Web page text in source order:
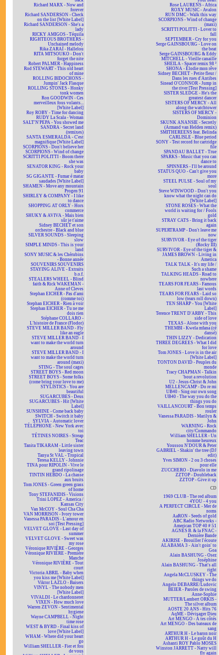
Richard MARX - Now and
forever
Richard SANDERSON - Check
on the list [White Label]
Richard SANDERSON - She's a
lady
RICKY AMIGOS - Téquila
RIGHTEOUS BROTHERS -
Unchained melody
Rika ZARAÏ - Hallelou
RITA MITSOUKO - Don't
forget the nite
Robert PALMER - Happiness
Rod STEWART - This old heart
of mine
ROLLING BIDOCHONS -
Jumpin' Jack Flasque
ROLLING STONES - Honky
tonk women
Ron GOODWIN - Ces
merveilleux fous volants...
[White Label]
Roy ROBY - Time for dancing
RUDY La Scala - Woman
SALT'N'PEPA - You showed me
SANDRA - Secret land
(remixes)
SANTA ESMERALDA - C'est
magnifique [White Label]
SCORPIONS - Don't believe her
SCORPIONS - Wind of change
SCRITTI POLITTI - Boom there
she was
SENATOR KING - Rock your
baby
SG GIGANTE - Fumar é matar
saudades [White Label]
SHAMEN - Move any mountain
Progen 91
SHIRLEY & COMPANY - I like
to dance
SHOPPING AT ORLY - Hors
commerce
SHUKY & AVIVA - Mais bien
sûr je t'aime
Sidney BECHET et son
orchestre - Black and blue
SILVER SOUNDS - Sleeping
slow
SIMPLE MINDS - This is your
land
SONY MUSIC & les Chérubins
- Bonne année
SOUVENIRS SOUVENIRS
STAYING ALIVE - Extraits
b.o.f.
STEALERS WHEEL - Blind
faith & Rick WAKEMAN -
Anne of Cleves
Stephan EICHER - Pas d'ami
(comme toi)
Stephan EICHER - Rien à voir
Stephan EICHER - Tu ne me
dois rien
Stéphane COLLARO -
L'histoire de France (Flodor)
STEVE MILLER BAND - Fly
like an eagle
STEVE MILLER BAND - I
want to make the world turn
around
STEVE MILLER BAND - I
want to make the world turn
around (maxi)
STING - The soul cages
STREET BOYS - Red moon
STREET BOYS - Some folks
(come bring your love to me)
STYLISTICS - You are
beautiful
SUGARCUBES - Deus
SUGARCUBES - Hit [White
Label]
SUNSHINE - Come back baby
SWITCH - Switch it baby
SYLVIA - Automatic lover
TÉLÉPHONE - New York avec
toi
TÉTINES NOIRES - Streap
Teac
Tanita TIKARAM - Little sister
leaving town
Tanya St VAL - Tropical
Teresa KELLY - Johnnie
TINA pour RIPOLIN - Vive le
grand ripolinage
TINTIN HEBDO - La chasse
aux bruits
Tom JONES - Green green grass
of home
Tony STEFANIDIS - Visions
Trini LOPEZ - America /
Kansas City
Van McCOY - Soul Cha Cha
VAN MORRISON - Ivory tower
Vanessa PARADIS - L'amour en
soi [Test Pressing]
VELVET GLOVE - Last day of
summer
VELVET GLOVE - Sweet was
my rose
Véronique RIVIÈRE - Georges
Véronique RIVIÈRE - Première
Manche
Véronique RIVIÈRE - Tout
court
Victoria ABRIL - Baby when
you kiss me [White Label]
Viktor LAZLO - Baisers
VINYL - The nobody men
[White Label]
VIVALDI - Le chardonneret
VIXEN - How much love
Warren ZEVON - Sentimental
hygiene
Wayne CAMPBELL - Night
time rose
WEST & BYRD - Final kiss of
love [White Label]
WHAM - Where did your heart
go
William SHELLER - Fier et fou
de vous
Rose LAURENS - Africa
ROXY MUSIC - Avalon
RUN DMC - Walk this way
SCORPIONS - Wind of change
(maxi)
SCRITTI POLITTI - Lover to
fall
SEPTEMBER - Cry for you
Serge GAINSBOURG - Love on
the beat
Serge GAINSBOURG & Eddy
MITCHELL - Vieille canaille
SHEILA - Spacer remix 98 ²
SHONA - Elodie mon rêve
Sidney BECHET - Petite fleur /
Dans les rues d'Antibes
Sinead O'CONNOR - Jump in
the river [Test Pressing]
SISTER SLEDGE - He's the
greatest dancer
SISTERS OF MERCY - All
along the watchtower
SISTERS OF MERCY -
Dominion
SKUNK ANANSIE - Secretly
(Armand van Helden remix)
SMITHEREENS feat. Belinda
CARLISLE - Blue period
SONY - Test record for cartridge
file
SPANDAU BALLET - True
SPARKS - Music that you can
dance to
SPINNERS - I'll be around
STATUS QUO - Can't give you
more
STEEL PULSE - Soul of my
soul
Steve WINWOOD - Don't you
know what the night can do
[White Label]
STONE ROSES - What the
world is waiting for / Fools
gold
STRAY CATS - Bring it back
again
SUPERTRAMP - Don't leave me
now
SURVIVOR - Eye of the tiger
(Rocky III)
SURVIVOR - Eye of the tiger &
JAMES BROWN - Living in
America
TALK TALK - It's my life /
Such a shame
TALKING HEADS - Road to
nowhere
TEARS FOR FEARS - Famous
last words
TEARS FOR FEARS - Laid so
low (tears roll down)
TEN SHARP - You [White
Label]
Terence TRENT D'ARBY - This
side of love
TEXAS - Alone with you
THEMBI - Kwela mfana (cé
dansé)
THIN LIZZY - Dedication
THREE DEGREES - What I did
for love
Tom JONES - Love is in the air
[White Label]
TONTON DAVID - Peuples du
monde
Tracy CHAPMAN - Talkin
'bout a revolution
U2 - Jesus-Christ & John
MELLENCAMP - Do re mi
UB40 - Sing our own song
UB40 - The way you do the
things you do
VAILLANCOURT - Bon temps
rouler
Vanessa PARADIS - Marilyn &
John
WARNING - Rock
city/Commando
William SHELLER - Un
homme heureux
Youssou N'DOUR & Peter
GABRIEL - Shakin' the tree (DJ
edit)
Yves SIMON - 2 ou 3 choses
pour elle
ZUCCHERO - Diavolo in me
ZZTOP - Doubleback
ZZTOP - Give it up
CD
1969 CLUB - The red album
4YOU - 4 you
A PERFECT CIRCLE - Mer de
noms
AaRON - Seeds of gold
ABC Radio Networks -
American TOP 40 # 51
AGNÈS B. & la FNAC -
Dernière Bande
AKIRISE - Brouiller l'écoute
ALABAMA 3 - Ain't goin' to
Goa
Alain BASHUNG - Osez
Joséphine
Alain BASHUNG - That's all
right
Angela McCLUSKEY - The
things we do
Angelo DEBARRE/Ludovic
BEIER - Paroles de swing
Anne-Sophie
MUTTER/Lambert ORKIS -
The silver album
AOSTE 20 ANS - Hits 76
AqME - Dévisager Dieu
Art MENGO - À tes côtés
Art MENGO - Des bateaux de
sang
ARTHUR H - Le baron noir
ARTHUR H - Le goût du H
Ashanti ROY Pablo MOSES
Winston JARRETT - Natty will
fly again